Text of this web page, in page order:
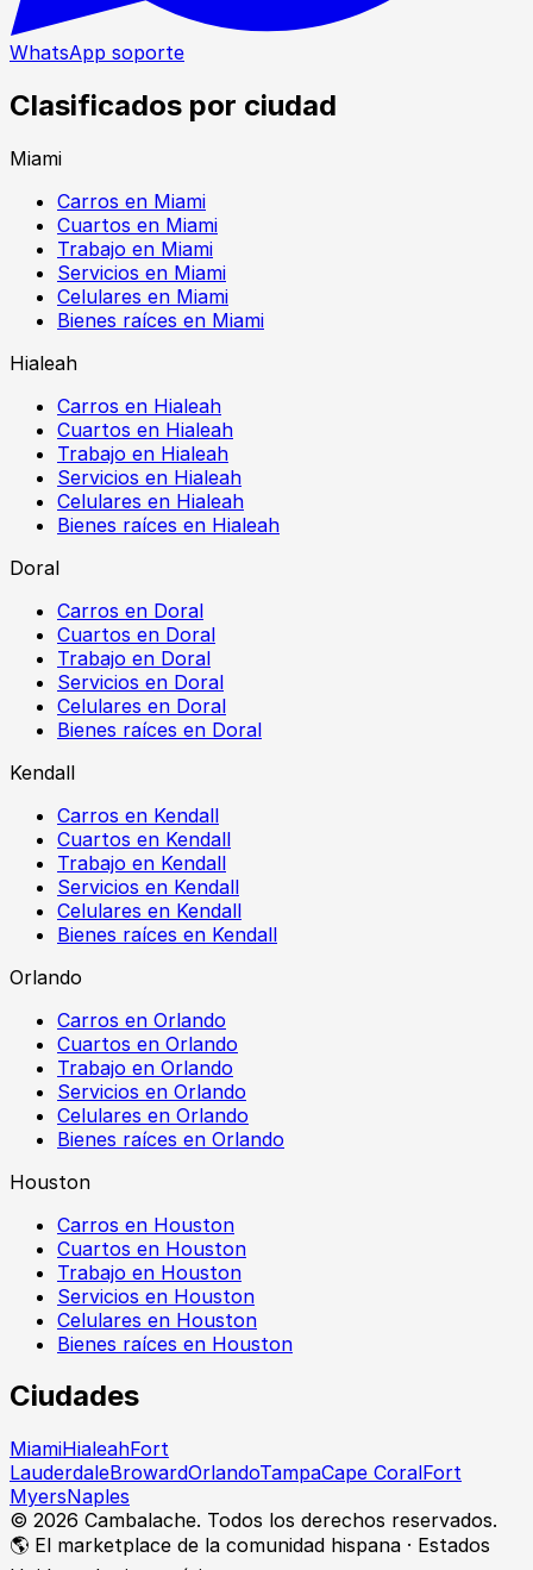
WhatsApp soporte
Clasificados por ciudad
Miami
Carros en Miami
Cuartos en Miami
Trabajo en Miami
Servicios en Miami
Celulares en Miami
Bienes raíces en Miami
Hialeah
Carros en Hialeah
Cuartos en Hialeah
Trabajo en Hialeah
Servicios en Hialeah
Celulares en Hialeah
Bienes raíces en Hialeah
Doral
Carros en Doral
Cuartos en Doral
Trabajo en Doral
Servicios en Doral
Celulares en Doral
Bienes raíces en Doral
Kendall
Carros en Kendall
Cuartos en Kendall
Trabajo en Kendall
Servicios en Kendall
Celulares en Kendall
Bienes raíces en Kendall
Orlando
Carros en Orlando
Cuartos en Orlando
Trabajo en Orlando
Servicios en Orlando
Celulares en Orlando
Bienes raíces en Orlando
Houston
Carros en Houston
Cuartos en Houston
Trabajo en Houston
Servicios en Houston
Celulares en Houston
Bienes raíces en Houston
Ciudades
MiamiHialeahFort
LauderdaleBrowardOrlandoTampaCape CoralFort
MyersNaples
© 2026 Cambalache. Todos los derechos reservados.
🌎 El marketplace de la comunidad hispana · Estados